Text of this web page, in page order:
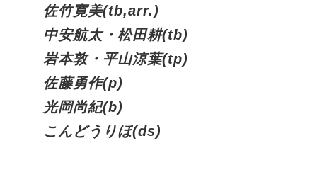
佐竹寛美(tb,arr.)
中安航太・松田耕(tb)
岩本敦・平山涼葉(tp)
佐藤勇作(p)
光岡尚紀(b)
こんどうりほ(ds)